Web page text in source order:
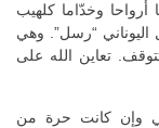
أرواحا وخدّاما كلهيب
في الأصل اليوناني “رسل”. وهي
تعاين الله على
وإن كانت حرة من